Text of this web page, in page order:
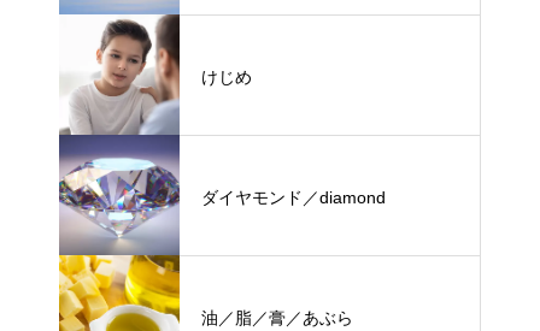
けじめ
ダイヤモンド／diamond
油／脂／膏／あぶら